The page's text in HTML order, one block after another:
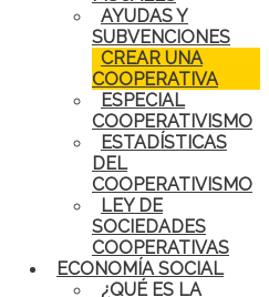
AYUDAS Y
SUBVENCIONES
CREAR UNA
COOPERATIVA
ESPECIAL
COOPERATIVISMO
ESTADÍSTICAS
DEL
COOPERATIVISMO
LEY DE
SOCIEDADES
COOPERATIVAS
ECONOMÍA SOCIAL
¿QUÉ ES LA